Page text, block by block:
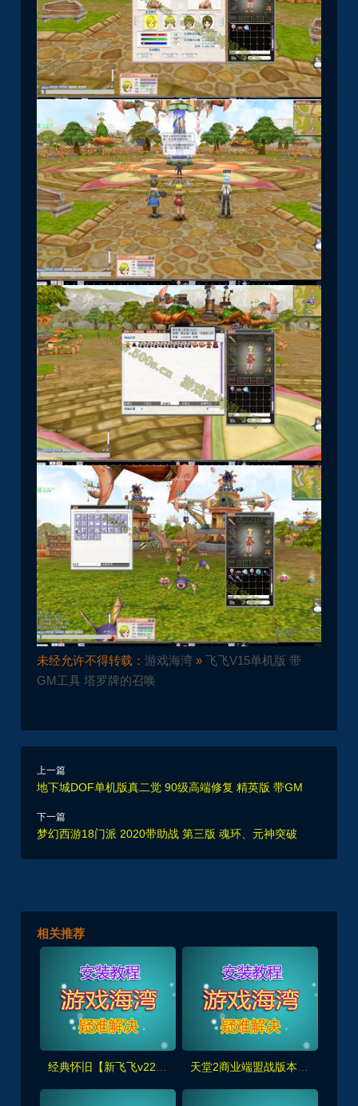
未经允许不得转载：游戏海湾 »飞飞V15单机版 带
GM工具 塔罗牌的召唤
上一篇
地下城DOF单机版真二觉 90级高端修复 精英版 带GM
下一篇
梦幻西游18门派 2020带助战 第三版 魂环、元神突破
相关推荐